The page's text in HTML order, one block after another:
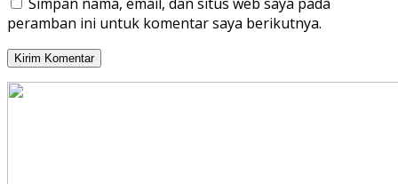
peramban ini untuk komentar saya berikutnya.